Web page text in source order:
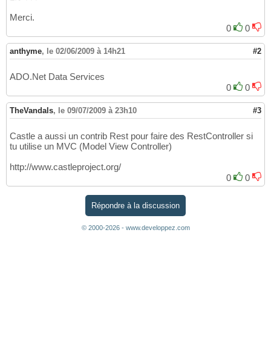
Merci.
0
0
anthyme, le 02/06/2009 à 14h21 #2
ADO.Net Data Services
0
0
TheVandals, le 09/07/2009 à 23h10 #3
Castle a aussi un contrib Rest pour faire des RestController si
tu utilise un MVC (Model View Controller)
http://www.castleproject.org/
0
0
Répondre à la discussion
© 2000-2026 - www.developpez.com